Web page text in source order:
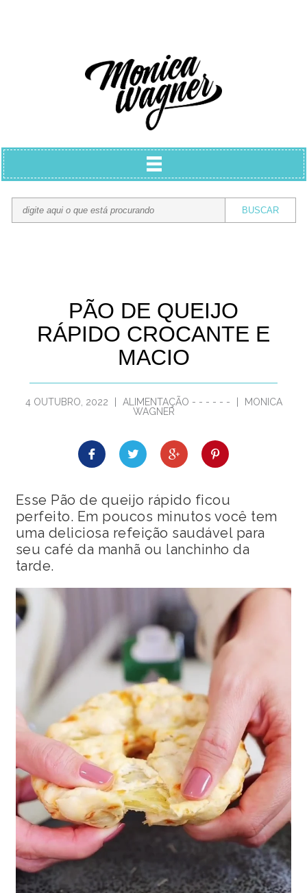
PÃO DE QUEIJO
RÁPIDO CROCANTE E
MACIO
4 OUTUBRO, 2022 ALIMENTAÇÃO - - - - - -
MONICA
WAGNER
Esse Pão de queijo rápido ficou
perfeito. Em poucos minutos você tem
uma deliciosa refeição saudável para
seu café da manhã ou lanchinho da
tarde.